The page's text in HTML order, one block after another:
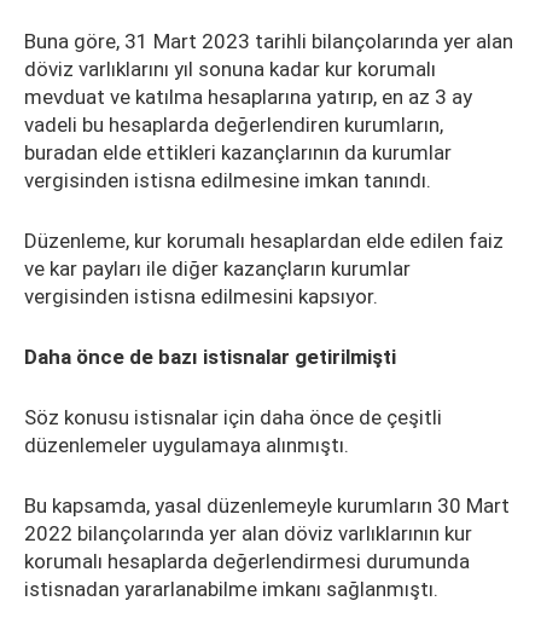
Buna göre, 31 Mart 2023 tarihli bilançolarında yer alan
döviz varlıklarını yıl sonuna kadar kur korumalı
mevduat ve katılma hesaplarına yatırıp, en az 3 ay
vadeli bu hesaplarda değerlendiren kurumların,
buradan elde ettikleri kazançlarının da kurumlar
vergisinden istisna edilmesine imkan tanındı.
Düzenleme, kur korumalı hesaplardan elde edilen faiz
ve kar payları ile diğer kazançların kurumlar
vergisinden istisna edilmesini kapsıyor.
Daha önce de bazı istisnalar getirilmişti
Söz konusu istisnalar için daha önce de çeşitli
düzenlemeler uygulamaya alınmıştı.
Bu kapsamda, yasal düzenlemeyle kurumların 30 Mart
2022 bilançolarında yer alan döviz varlıklarının kur
korumalı hesaplarda değerlendirmesi durumunda
istisnadan yararlanabilme imkanı sağlanmıştı.